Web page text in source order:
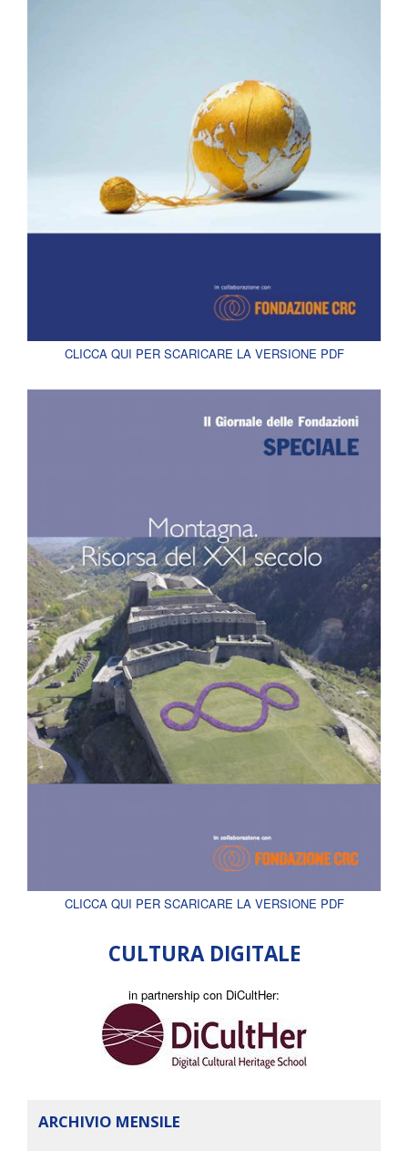
CLICCA QUI PER SCARICARE LA VERSIONE PDF
CLICCA QUI PER SCARICARE LA VERSIONE PDF
CULTURA DIGITALE
in partnership con DiCultHer:
ARCHIVIO MENSILE